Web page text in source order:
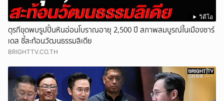
วิดีโอ
ตุรกีขุดพบรูปปั้นหินอ่อนโบราณอายุ 2,500 ปี สภาพสมบูรณ์ในเมืองซาร์
เดส ชี้สะท้อนวัฒนธรรมลิเดีย
BRIGHTTV.CO.TH